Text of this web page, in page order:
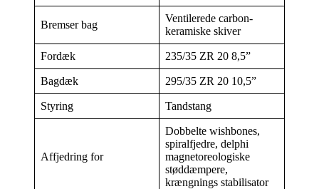
Bremser bag
Ventilerede carbon-
keramiske skiver
Fordæk 235/35 ZR 20 8,5”
Bagdæk 295/35 ZR 20 10,5”
Styring Tandstang
Affjedring for
Dobbelte wishbones,
spiralfjedre, delphi
magnetoreologiske
støddæmpere,
krængnings stabilisator